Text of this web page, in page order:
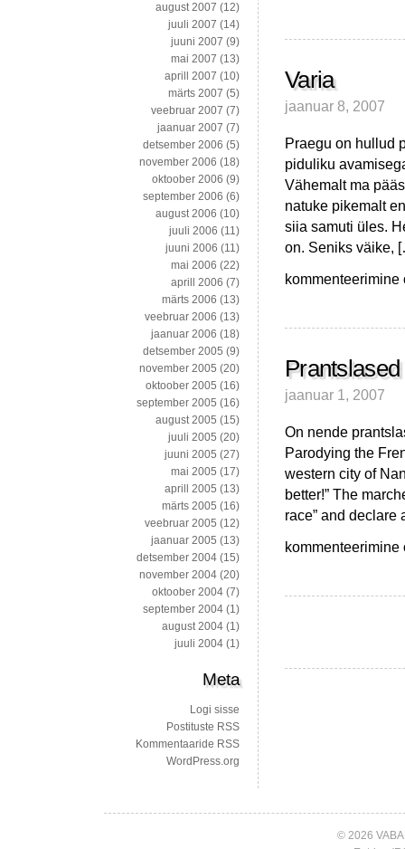
Varia
jaanuar 8, 2007
Praegu on hullud
piduliku
Vähemalt ma
natuke pikemalt
siia samuti üles.
on. Seniks väike,
Varia
jaanuar 1, 2007
On nende
Parodying the
western city of
better!” The
race” and
Prantslased
head
august 2007 (12)
juuli 2007 (14)
juuni 2007 (9)
mai 2007 (13)
aprill 2007 (10)
märts 2007 (5)
veebruar 2007 (7)
jaanuar 2007 (7)
detsember 2006 (5)
november 2006 (18)
oktoober 2006 (9)
september 2006 (6)
august 2006 (10)
juuli 2006 (11)
juuni 2006 (11)
mai 2006 (22)
aprill 2006 (7)
märts 2006 (13)
veebruar 2006 (13)
jaanuar 2006 (18)
detsember 2005 (9)
november 2005 (20)
oktoober 2005 (16)
september 2005 (16)
august 2005 (15)
juuli 2005 (20)
juuni 2005 (27)
mai 2005 (17)
aprill 2005 (13)
märts 2005 (16)
veebruar 2005 (12)
jaanuar 2005 (13)
detsember 2004 (15)
november 2004 (20)
oktoober 2004 (7)
september 2004 (1)
august 2004 (1)
juuli 2004 (1)
Meta
Logi sisse
Postituste RSS
Kommentaaride RSS
WordPress.org
© 2026